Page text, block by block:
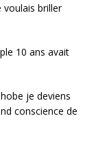
voulais briller
10 ans avait
je deviens
conscience de